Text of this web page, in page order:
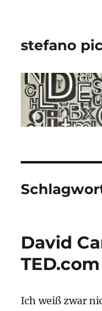
stefano
David
TED.com
Ich weiß zwar